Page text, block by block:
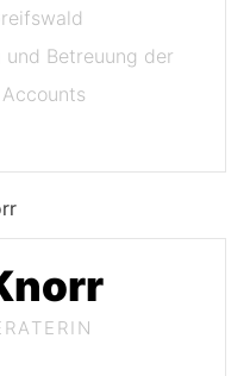
Betreuung der